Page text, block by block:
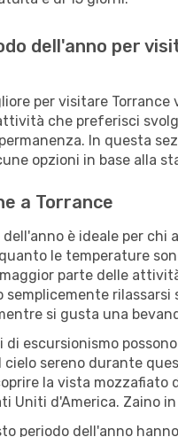
dell'anno per
per visitare Torrance
che preferisci
In questa
opzioni in base alla
a Torrance
è ideale per chi
le temperature
parte delle
semplicemente rilassarsi
si gusta una
di escursionismo
cielo sereno durante
la vista mozzafiato
Uniti d'America. Zaino in
periodo dell'anno